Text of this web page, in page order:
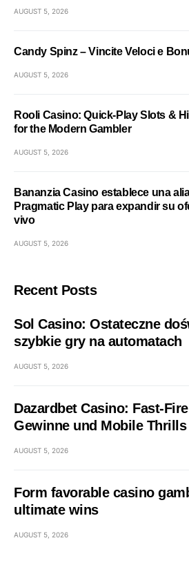
AUGUST 5, 2026
Candy Spinz – Vincite Veloci e
AUGUST 5, 2026
Rooli Casino: Quick‑Play Slots &
for the Modern Gambler
AUGUST 5, 2026
Bananzia Casino establece una
Pragmatic Play para expandir su
vivo
AUGUST 5, 2026
Recent Posts
Sol Casino: Ostateczne
szybkie gry na automatach
AUGUST 5, 2026
Dazardbet Casino:
Gewinne und Mobile Thrills
AUGUST 5, 2026
Form favorable casino
ultimate wins
AUGUST 5, 2026